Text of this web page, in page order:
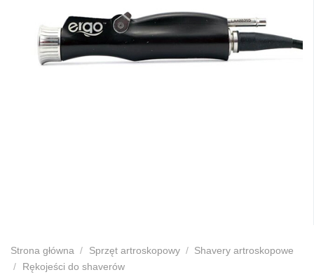
Strona główna / Sprzęt artroskopowy / Shavery artroskopowe
/
Rękojeści do shaverów